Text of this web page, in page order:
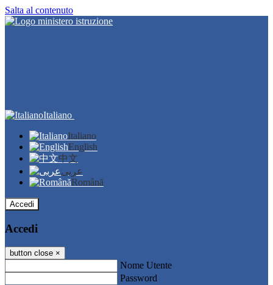
Salta al contenuto
Italiano
Italiano
English
中文
عربى
Română
Accedi
Accedi
button close ×
Nome Utente
Password